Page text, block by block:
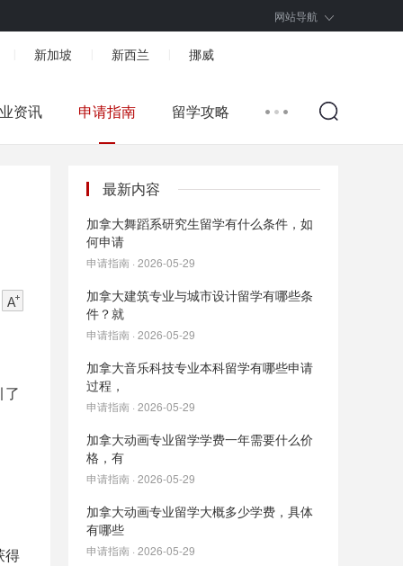
网站导航
新加坡 新西兰 挪威
资讯 申请指南 留学攻略
了
得
最新内容
加拿大舞蹈系研究生留学有什么条件，如
何申请
申请指南 · 2026-05-29
加拿大建筑专业与城市设计留学有哪些条
件？就
申请指南 · 2026-05-29
加拿大音乐科技专业本科留学有哪些申请
过程，
申请指南 · 2026-05-29
加拿大动画专业留学学费一年需要什么价
格，有
申请指南 · 2026-05-29
加拿大动画专业留学大概多少学费，具体
有哪些
申请指南 · 2026-05-29